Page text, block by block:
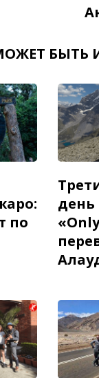
БЫТЬ
по
день